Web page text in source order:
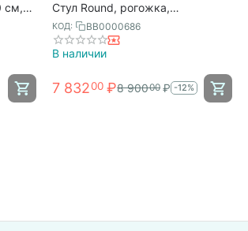
см,
Стул Round, рогожка,
ванильный, Bergenson Bjorn
КОД: BB0000686
В наличии
7 83200 ₽8 90000 ₽ -12%